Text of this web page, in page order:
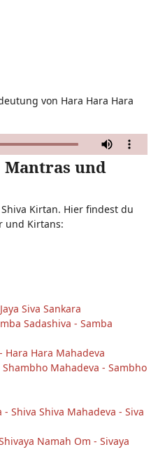
von Hara Hara Hara
und
Kirtan. Hier findest du
und Kirtans:
Siva Sankara
Sadashiva - Samba
Hara Hara Mahadeva
Mahadeva - Sambho
Shiva Shiva Mahadeva - Siva
Namah Om - Sivaya